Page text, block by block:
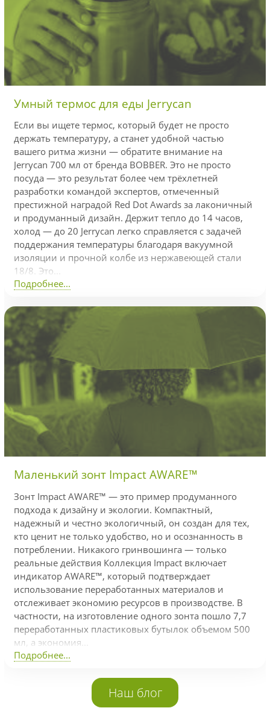
Умный термос для еды Jerrycan
Если вы ищете термос, который будет не просто
держать температуру, а станет удобной частью
вашего ритма жизни — обратите внимание на
Jerrycan 700 мл от бренда BOBBER. Это не просто
посуда — это результат более чем трёхлетней
разработки командой экспертов, отмеченный
престижной наградой Red Dot Awards за лаконичный
и продуманный дизайн. Держит тепло до 14 часов,
холод — до 20 Jerrycan легко справляется с задачей
поддержания температуры благодаря вакуумной
изоляции и прочной колбе из нержавеющей стали
18/8. Это...
Подробнее...
Маленький зонт Impact AWARE™
Зонт Impact AWARE™ — это пример продуманного
подхода к дизайну и экологии. Компактный,
надежный и честно экологичный, он создан для тех,
кто ценит не только удобство, но и осознанность в
потреблении. Никакого гринвошинга — только
реальные действия Коллекция Impact включает
индикатор AWARE™, который подтверждает
использование переработанных материалов и
отслеживает экономию ресурсов в производстве. В
частности, на изготовление одного зонта пошло 7,7
переработанных пластиковых бутылок объемом 500
мл, а экономия...
Подробнее...
Наш блог